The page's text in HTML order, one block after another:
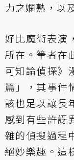
力之嫻熟，以
好比魔術表演
所在。筆者在
可知論偵探》
篇」，其事件
該也足以讓長
感到有些許訝
雜的偵搜過程
絕妙樂趣。這